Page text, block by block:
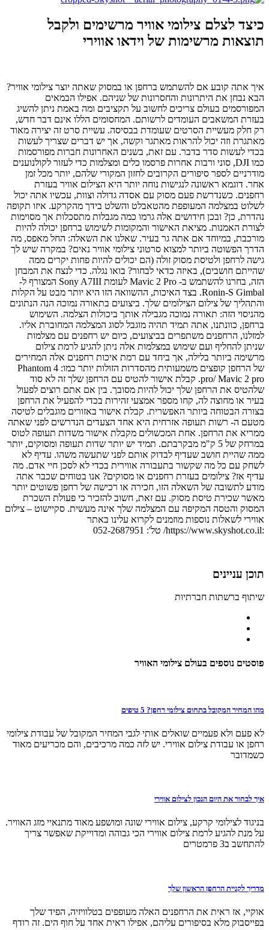
כיצד לצלם צילומי אוויר מרשימים ולקבל
תוצאות מרשימות של וידאו אווירי
איך אתה קובע אם להשתמש ברחפן או במסוק שאתה יוצר צילומי אוויר?
הבא נבחן את היתרונות והחסרונות של שניהם. אפילו הבמאים
המפורסמים בעולם צריכים לחשוב על תקציבים ומה באמת ניתן להשיג
בעזרת המשאבים העומדים לרשותם. המחסומים הללו אינם דבר חדש,
רק חלק מעשיית הסרטים שעומדת בבסיסה. עשיית סרט זה יצירה מאוד
מאתגרת וזה יכול להראות מאתגר וקשה, אך יש דברים שצריך לעשות
בכדי לעשות סדר בדבר. עם זאת, בשנים האחרונות חברות מפורסמות
כמו DJI, סוני ורבות אחרות פרסמו כלים ומצלמות כדי לעזור לקולנוענים
מודרניים לספר סיפורים הקרובים לחזון המקורי שלהם, יותר מכל זמן
אחר. דוגמא ראשונה לנגישות נוחה יותר היא הצילום אוויר בעזרת
רחפנים. כשנדרשת פעם מסוק עם אסדה גדולה וצוות, עכשיו אתה יכול
לשלוט במצלמה המעופפת מהטאבלט והשלט בידך מהקרקע. איזו תקופה
נהדרת, כן? ובכן חידושים אלה גרמו כמה מגבלות מתסכלות אך מסוימות
לצורת האמנות. מציאת האישור והמקומות לשימוש ברחפן יכולה להיות
מורכבת, במיוחד אם אתה גר בעיר. שאלנו את השאלה: החל מאפס, מה
הדרך הפשוטה ביותר למצוא סרטוני צילומי אוויר נאים? במקרה שיש לך
גישה לרחפן ולטיסת מסוק זולה (הם יכולים להיות פחות יקרים ממה
שהייתם חושבים), באיזה כדאי לבחור? בואו נגלה. כדי לנצח את המבחן
הזה, בחרנו להשתמש ב- Mavic 2 Pro לעומת Sony A7III המצורף ל-
Ronin-S Gimbal. בצד האיכות, ההשוואה הזו היא יותר מבט על הקלות
והתהליך של צילום הצילומים שלך. ביצועים בתאורה נמוכה הנה הנתונים
מהניסוי הזה: תאורה נמוכה מגבילה אותך ביכולות הצלמה. השימוש
ברחפן, כוונתנו, אתה תמיד תהיה מוגבל לסוג המצלמה המחוברת אליו.
למזלנו, הרחפנים משתפרים בביצועים, כיום יש רחפנים עם מצלמות
שניתן להחליף ועם שימוש במצלמות אלה ניתן להגיע לרמת צילום
מרשימה ביותר בלילה, אך ביחד עם רמת איכות רחפנים אלה המחירים
של הרחפן קופצים משמעותית מהסדרות הזולות יותר כמו: Phantom 4
pro/ Mavic 2 pro. קבלת אישור להטיס עם הרחפן שלך זה לא סוד
שלהטיס את הרחפן שלך יכול להיות מסובך. בין אם אתם רוצים לפעול
בעיר או מחוצה לה, קחו מספר אמצעי זהירות בכדי להפעיל את הרחפן
בצורה הבטוחה ביותר האפשרית. קבלת אישור באזורים מוגבלים לטיסה
מטעם ה- רשות תעופה אזרחית היא אחד הצעדים הנדרשים לפני שאתה
ממריא את הרחפן. אחת המכשולים מקבלת אישור משדות תעופה לטוס
במרחק של 5 ק"מ מבקרבתם. תמיד יש יותר שדות תעופה ומסוקים, יותר
ממה שהיית חושב שעדיף לבדוק אותם לפני שתעשה משהו. עדיף לא
לשחק עם כל מה שקשור בתעבורה אווירית בכדי לא לסכן חיי אדם. מה
עדיף אז? צילומים בעזרת רחפנים או מסוקים? אנו בטוחים שכבר אתה
מודע לתשובה של השאלה הזו, חכירה או רכישה של רחפן פשוטים יותר
מאשר שכירת טיסת מסוק. עם זאת, חשוב להזכיר כי פעולת השכרת
המסוק והטסה המקיפה עם המצלמה שלך אינה מעשית. סקיישוט – צילום
אווירי לשאלות נוספות מוזמנים לקרוא עלינו באתר
:https://www.skyshot.co.il/ טל': 052-2687951
תוכן עניינים
שיתוף ברשתות חברתיות
פוסטים נוספים בעולם צילומי האוויר
מהו המחיר המקובל בתחום צילומי רחפן? 5 טיפים
לא פעם ולא פעמיים שואלים אותי לגבי המחיר המקובל של עבודת צילומי
רחפן או עבודת צילום אווירי. יש לזה כמה מרכיבים, והם מכריעים מאוד
כשמדובר
איך לבחור את היום הנכון לצילום אווירי
בניגוד לצילומי קרקע, צילום אווירי שונה ומושפע מאוד מתנאיי מזג האוויר.
על מנת להגיע לרמת צילום אווירי הכי גבוהה ומדוייקת שאפשר צריך
להתחשב ב3 פרמטרים
מדריך לקניית הרחפן הראשון שלך
אוקיי, אז ראית את הרחפנים האלה מעופפים בטלוויזיה, הפיד שלך
בפייסבוק מלא בסיפורים עליהם, אפילו ראית אחד על חוף הים. זה רודף